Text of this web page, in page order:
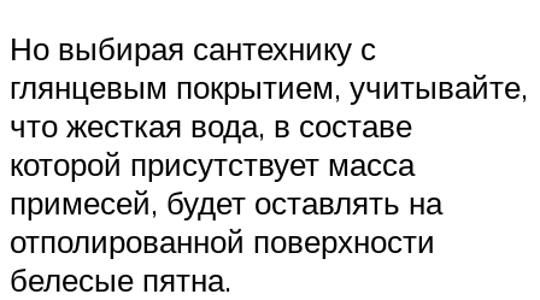
Но выбирая сантехнику с
глянцевым покрытием, учитывайте,
что жесткая вода, в составе
которой присутствует масса
примесей, будет оставлять на
отполированной поверхности
белесые пятна.